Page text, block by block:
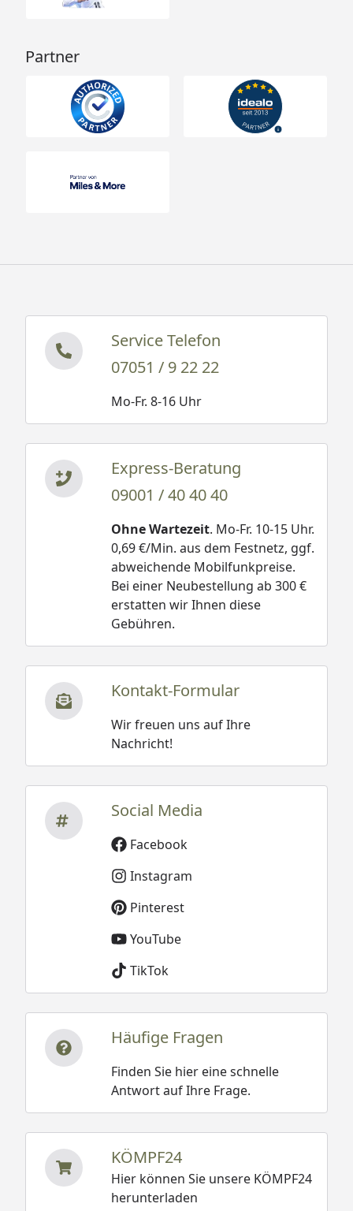
Partner
Service Telefon
07051 / 9 22 22
Mo-Fr. 8-16 Uhr
Express-Beratung
09001 / 40 40 40
Ohne Wartezeit. Mo-Fr. 10-15 Uhr.
0,69 €/Min. aus dem Festnetz, ggf.
abweichende Mobilfunkpreise.
Bei einer Neubestellung ab 300 €
erstatten wir Ihnen diese
Gebühren.
Kontakt-Formular
Wir freuen uns auf Ihre
Nachricht!
Social Media
Facebook
Instagram
Pinterest
YouTube
TikTok
Häufige Fragen
Finden Sie hier eine schnelle
Antwort auf Ihre Frage.
KÖMPF24
Hier können Sie unsere KÖMPF24
herunterladen